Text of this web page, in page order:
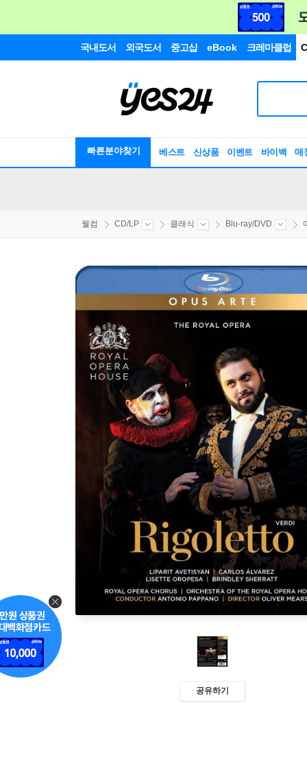
국내도서 외국도서 중고샵 eBook 크레마클럽
빠른분야찾기 베스트 신상품 이벤트 바이백 매
웰컴 CD/LP 클래식 Blu-ray/DVD
공유하기